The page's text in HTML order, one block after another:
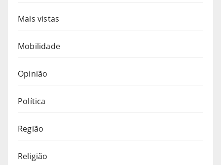
Mais vistas
Mobilidade
Opinião
Política
Região
Religião